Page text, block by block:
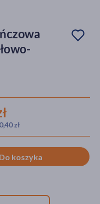
zł
Do koszyka